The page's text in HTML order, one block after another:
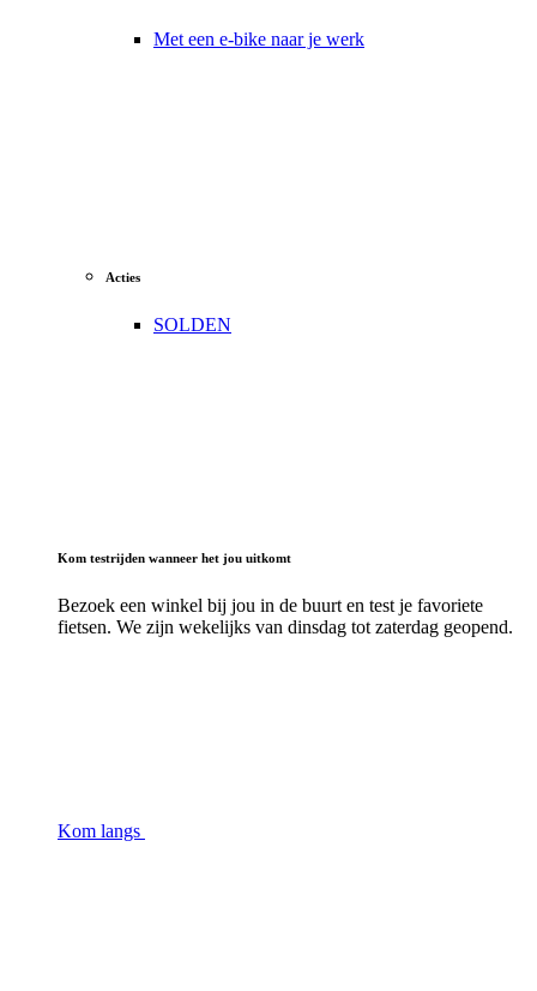
Met een e-bike naar je werk
Acties
SOLDEN
Kom testrijden wanneer het jou uitkomt
Bezoek een winkel bij jou in de buurt en test je favoriete
fietsen. We zijn wekelijks van dinsdag tot zaterdag geopend.
Kom langs